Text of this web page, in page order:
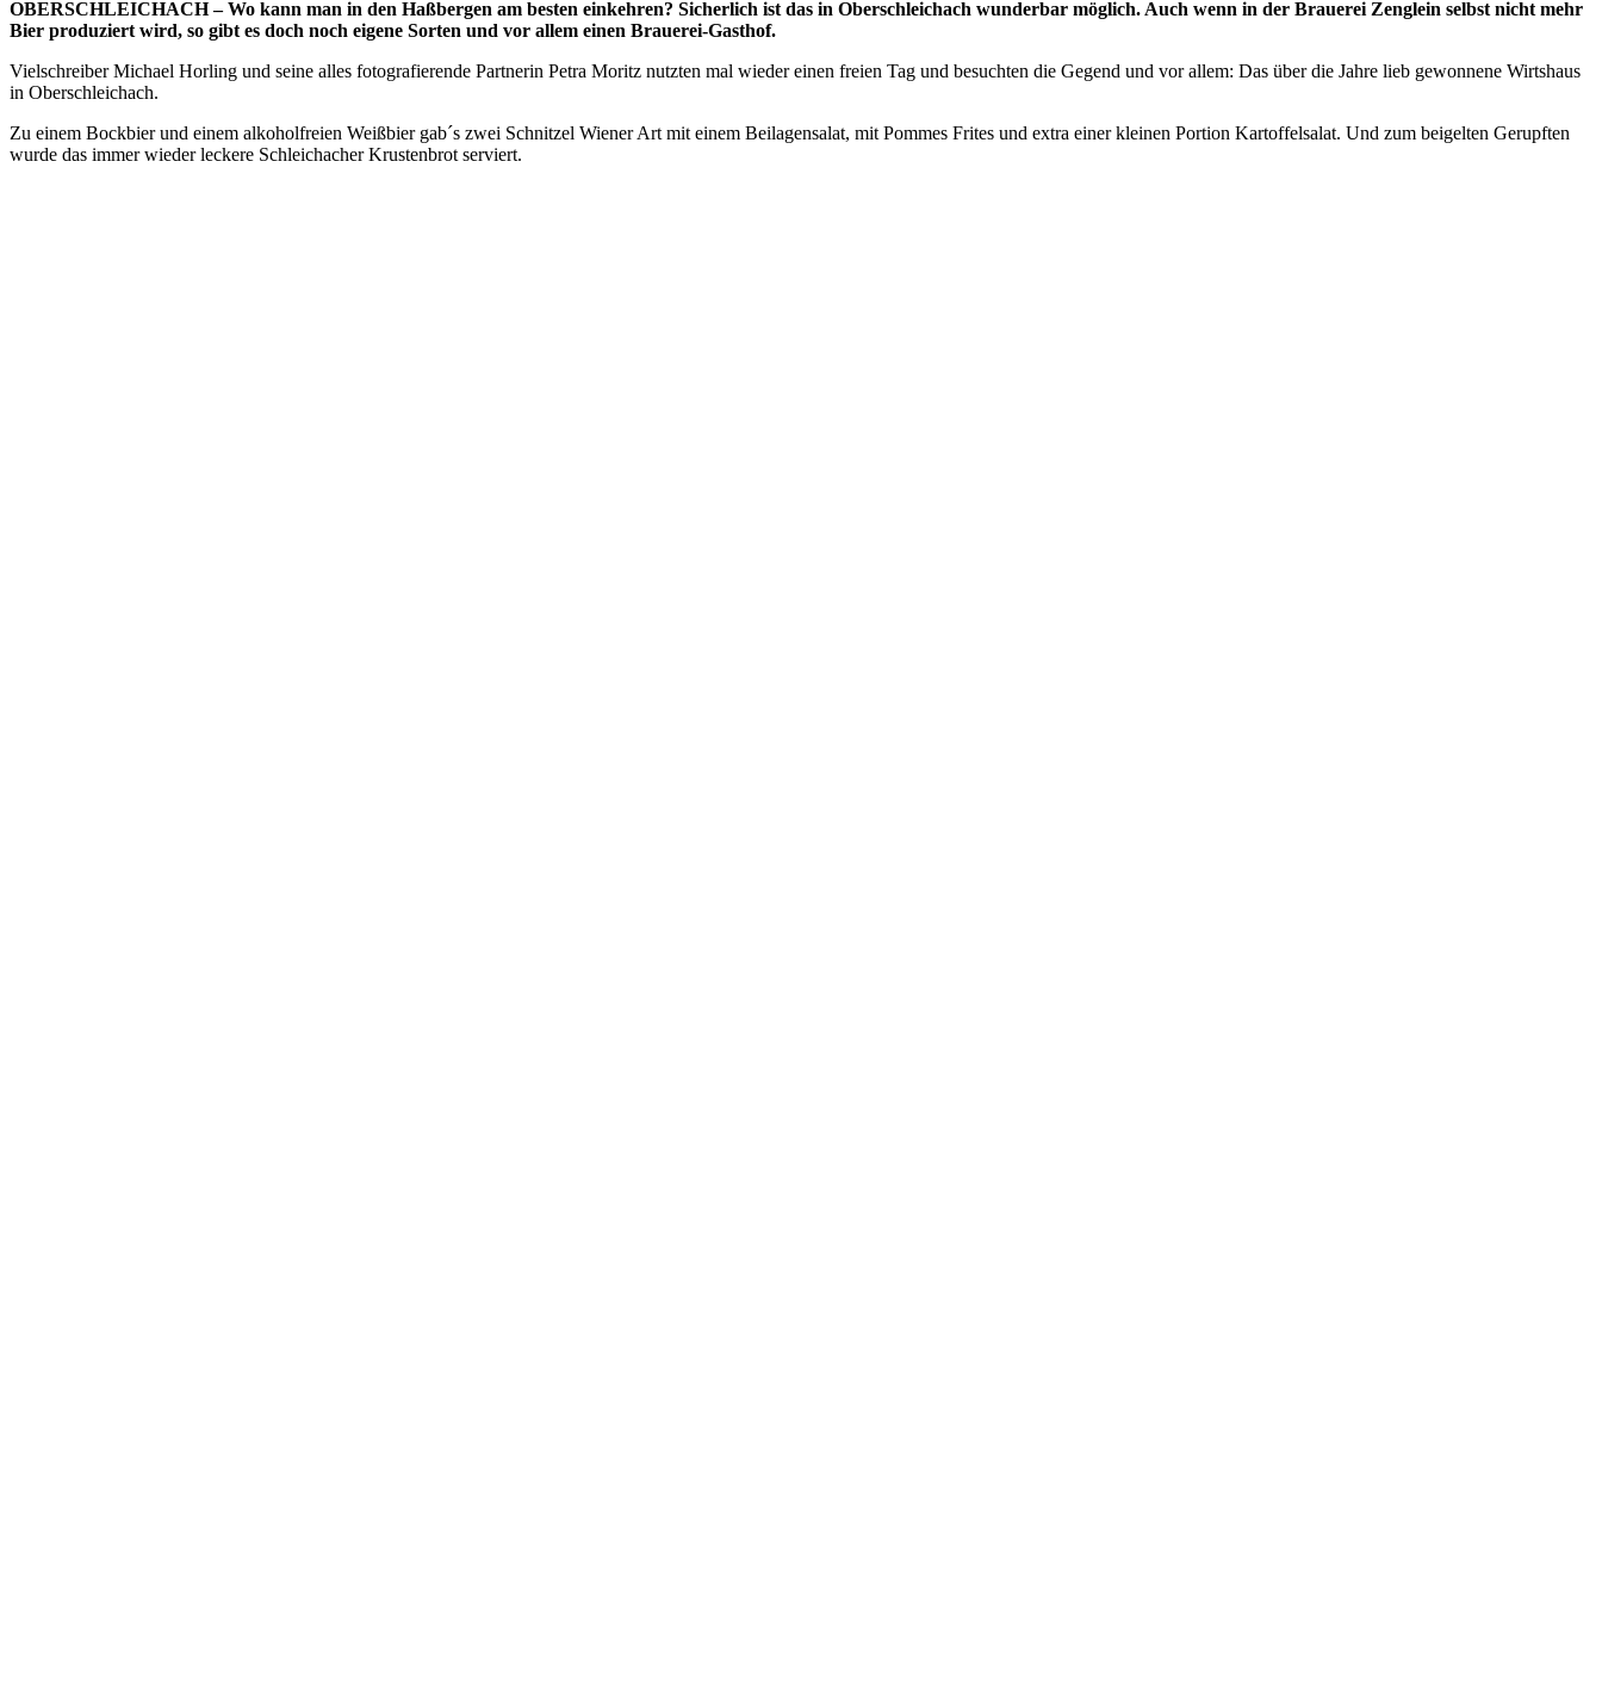
OBERSCHLEICHACH – Wo kann man in den Haßbergen am besten einkehren? Sicherlich ist das in Oberschleichach wunderbar möglich. Auch wenn in der Brauerei Zenglein selbst nicht mehr
Bier produziert wird, so gibt es doch noch eigene Sorten und vor allem einen Brauerei-Gasthof.
Vielschreiber Michael Horling und seine alles fotografierende Partnerin Petra Moritz nutzten mal wieder einen freien Tag und besuchten die Gegend und vor allem: Das über die Jahre lieb gewonnene Wirtshaus
in Oberschleichach.
Zu einem Bockbier und einem alkoholfreien Weißbier gab´s zwei Schnitzel Wiener Art mit einem Beilagensalat, mit Pommes Frites und extra einer kleinen Portion Kartoffelsalat. Und zum beigelten Gerupften
wurde das immer wieder leckere Schleichacher Krustenbrot serviert.